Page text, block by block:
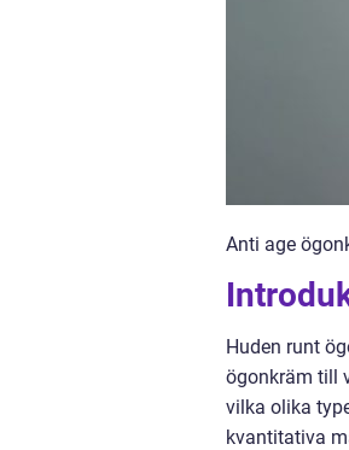
Anti age
Huden runt
ögonkräm till
vilka olika
kvantitativa